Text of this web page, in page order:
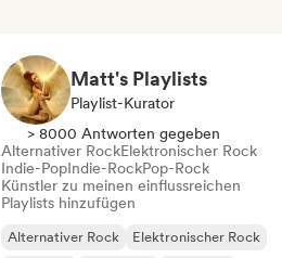
Matt's Playlists
Playlist-Kurator
> 8000 Antworten gegeben
Alternativer RockElektronischer Rock
Indie-PopIndie-RockPop-Rock
Künstler zu meinen einflussreichen
Playlists hinzufügen
Alternativer Rock
Elektronischer Rock